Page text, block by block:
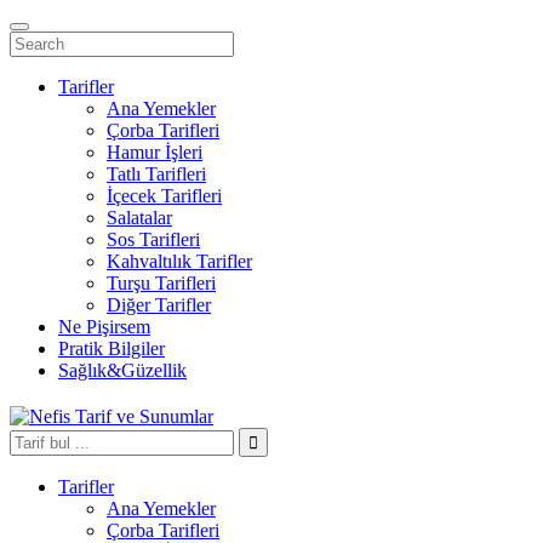
Tarifler
Ana Yemekler
Çorba Tarifleri
Hamur İşleri
Tatlı Tarifleri
İçecek Tarifleri
Salatalar
Sos Tarifleri
Kahvaltılık Tarifler
Turşu Tarifleri
Diğer Tarifler
Ne Pişirsem
Pratik Bilgiler
Sağlık&Güzellik
Tarifler
Ana Yemekler
Çorba Tarifleri